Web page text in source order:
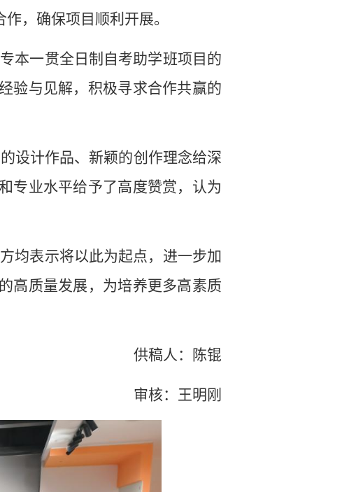
，确保项目顺利开展。
本一贯全日制自考助学班项目的
验与见解，积极寻求合作共赢的
设计作品、新颖的创作理念给深
专业水平给予了高度赞赏，认为
均表示将以此为起点，进一步加
高质量发展，为培养更多高素质
供稿人：陈锟
审核：王明刚